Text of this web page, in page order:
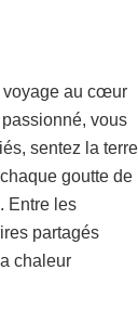
voyage au cœur
vous
sentez la terre
goutte de
Entre les
partagés
chaleur